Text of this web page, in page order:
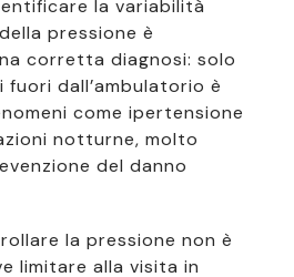
la variabilità
pressione è
corretta diagnosi: solo
fuori dall’ambulatorio è
come ipertensione
notturne, molto
del danno
la pressione non è
limitare alla visita in